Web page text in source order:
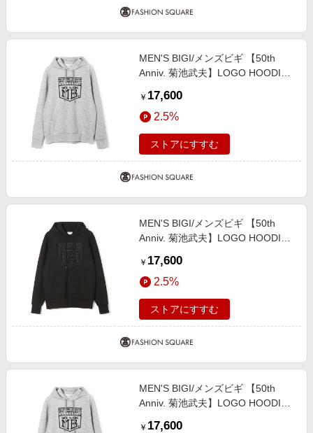
MEN'S BIGI/メンズビギ 【50th
Anniv. 菊池武夫】LOGO HOODIE
￥ 17,600
2.5%
ストアにすすむ
MEN'S BIGI/メンズビギ 【50th
Anniv. 菊池武夫】LOGO HOODIE
￥ 17,600
2.5%
ストアにすすむ
MEN'S BIGI/メンズビギ 【50th
Anniv. 菊池武夫】LOGO HOODIE
￥ 17,600